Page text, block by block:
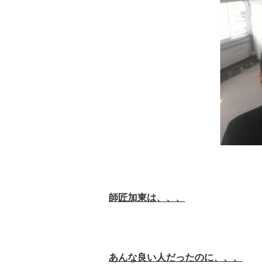
師匠加東は、、、
あんな良い人だったのに、、、